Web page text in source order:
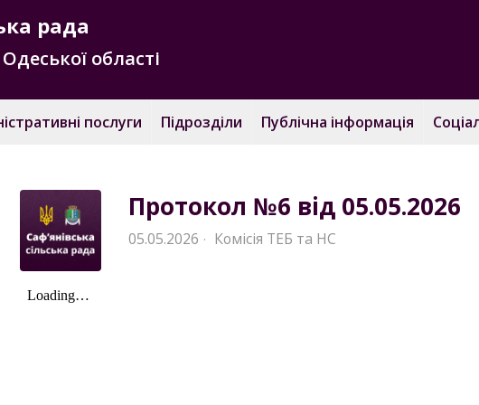
рада
Одеської області
послуги Підрозділи Публічна інформація
Протокол №6 від 05.05.2026
05.05.2026 · Комісія ТЕБ та НС